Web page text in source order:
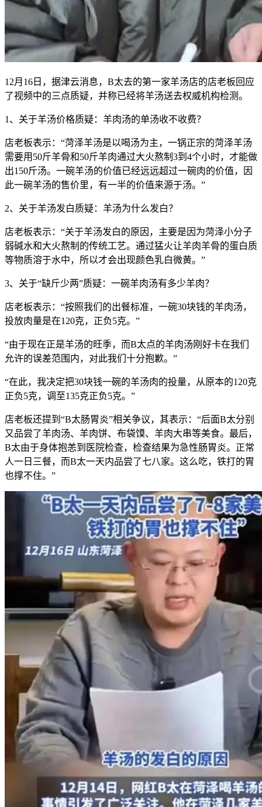
12月16日，据津云消息，B太去的第一家羊汤店的店老板回应
了视频中的三点质疑，并称已经将羊汤送去权威机构检测。
1、关于羊汤价格质疑：羊肉汤的单汤收不收费？
店老板表示：“菏泽羊汤是以喝汤为主，一锅正宗的菏泽羊汤
需要用50斤羊骨和50斤羊肉通过大火熬制3到4个小时，才能做
出150斤汤。一碗羊汤的价值已经远远超过一碗肉的价值，因
此一碗羊汤的售价里，有一半的价值来源于汤。”
2、关于羊汤发白质疑：羊汤为什么发白？
店老板表示：“关于羊汤发白的原因，主要是因为菏泽小分子
弱碱水和大火熬制的传统工艺。通过猛火让羊肉羊骨的蛋白质
等物质溶于水中，所以才会出现颜色乳白微黄。”
3、关于“缺斤少两”质疑：一碗羊肉汤有多少羊肉？
店老板表示：“按照我们的出餐标准，一碗30块钱的羊肉汤，
投放肉量是在120克，正负5克。”
“由于现在正是羊汤的旺季，而B太点的羊肉汤刚好卡在我们
允许的误差范围内，对此我们十分抱歉。”
“在此，我决定把30块钱一碗的羊汤肉的投量，从原本的120克
正负5克，调至135克正负5克。”
店老板还提到“B太肠胃炎”相关争议，其表示：“后面B太分别
又品尝了羊肉汤、羊肉饼、布袋馍、羊肉大串等美食。最后，
B太由于身体抱恙到医院检查，检查结果为急性肠胃炎。正常
人一日三餐，而B太一天内品尝了七八家。这么吃，铁打的胃
也撑不住。”